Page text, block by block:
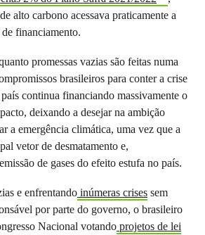
alto carbono acessava praticamente a
financiamento.
promessas vazias são feitas numa
brasileiros para conter a crise
continua financiando massivamente o
deixando a desejar na ambição
a emergência climática, uma vez que a
vetor de desmatamento e,
de gases do efeito estufa no país.
e enfrentando inúmeras crises sem
por parte do governo, o brasileiro
Nacional votando projetos de lei